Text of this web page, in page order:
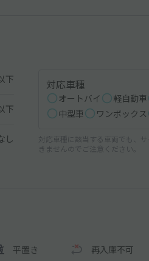
下
下
し
対応車種
オートバイ 軽自動車
中型車
ワンボックス
対応車種に該当する車両でも、
きませんのでご注意ください。
平置き 再入庫不可